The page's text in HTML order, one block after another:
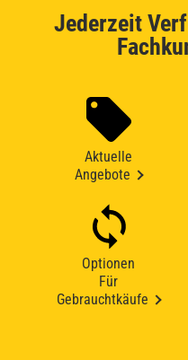
Jederzeit
Aktuelle
Angebote
Optionen
Für
Gebrauchtkäufe